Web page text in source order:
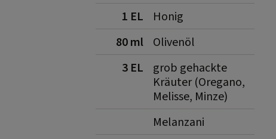
1 EL
Honig
80 ml
Olivenöl
3 EL
grob gehackte
Kräuter (Oregano,
Melisse, Minze)
Melanzani